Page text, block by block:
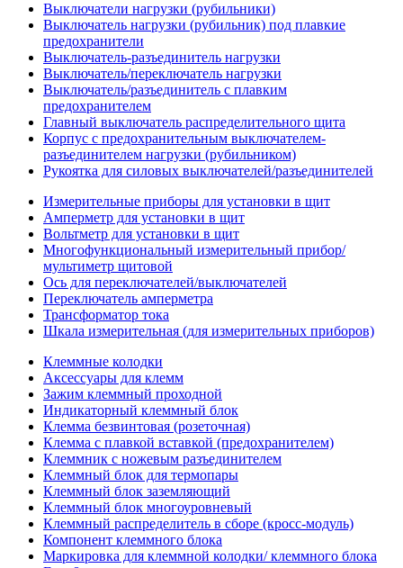
Выключатели нагрузки (рубильники)
Выключатель нагрузки (рубильник) под плавкие
предохранители
Выключатель-разъединитель нагрузки
Выключатель/переключатель нагрузки
Выключатель/разъединитель с плавким
предохранителем
Главный выключатель распределительного щита
Корпус с предохранительным выключателем-
разъединителем нагрузки (рубильником)
Рукоятка для силовых выключателей/разъединителей
Измерительные приборы для установки в щит
Амперметр для установки в щит
Вольтметр для установки в щит
Многофункциональный измерительный прибор/
мультиметр щитовой
Ось для переключателей/выключателей
Переключатель амперметра
Трансформатор тока
Шкала измерительная (для измерительных приборов)
Клеммные колодки
Аксессуары для клемм
Зажим клеммный проходной
Индикаторный клеммный блок
Клемма безвинтовая (розеточная)
Клемма с плавкой вставкой (предохранителем)
Клеммник с ножевым разъединителем
Клеммный блок для термопары
Клеммный блок заземляющий
Клеммный блок многоуровневый
Клеммный распределитель в сборе (кросс-модуль)
Компонент клеммного блока
Маркировка для клеммной колодки/ клеммного блока